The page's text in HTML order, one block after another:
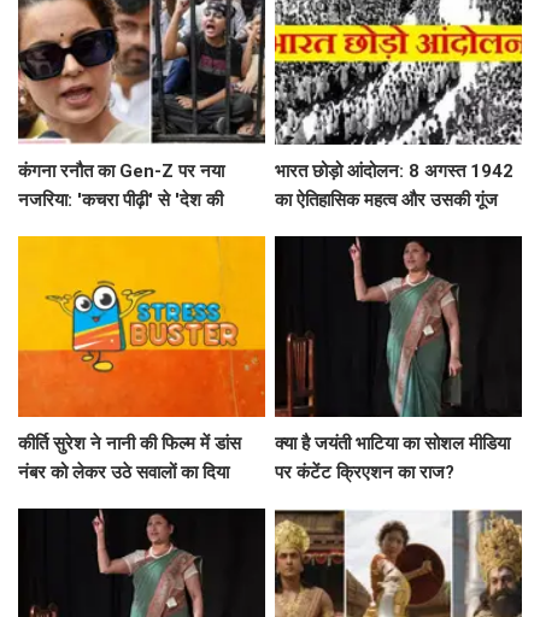
कंगना रनौत का Gen-Z पर नया
नजरिया: 'कचरा पीढ़ी' से 'देश की
भारत छोड़ो आंदोलन: 8 अगस्त 1942
का ऐतिहासिक महत्व और उसकी गूंज
कीर्ति सुरेश ने नानी की फिल्म में डांस
नंबर को लेकर उठे सवालों का दिया
क्या है जयंती भाटिया का सोशल मीडिया
पर कंटेंट क्रिएशन का राज?